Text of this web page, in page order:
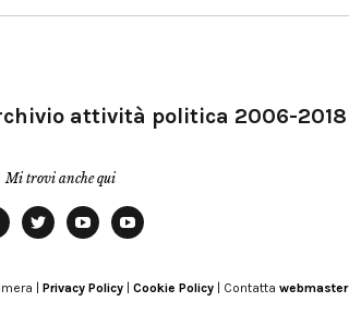
attività politica 2006-2018
Mi trovi anche qui
Modena
| Privacy Policy Cookie Policy | Contatta webmaster